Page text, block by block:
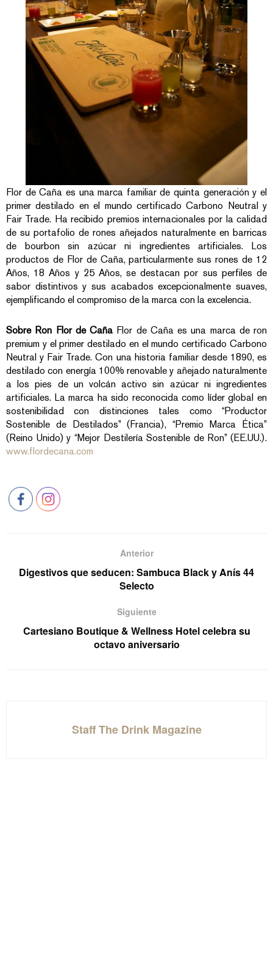
Flor de Caña es una marca familiar de quinta generación y el
primer destilado en el mundo certificado Carbono Neutral y
Fair Trade. Ha recibido premios internacionales por la calidad
de su portafolio de rones añejados naturalmente en barricas
de bourbon sin azúcar ni ingredientes artificiales. Los
productos de Flor de Caña, particularmente sus rones de 12
Años, 18 Años y 25 Años, se destacan por sus perfiles de
sabor distintivos y sus acabados excepcionalmente suaves,
ejemplificando el compromiso de la marca con la excelencia.
Sobre Ron Flor de Caña Flor de Caña es una marca de ron
premium y el primer destilado en el mundo certificado Carbono
Neutral y Fair Trade. Con una historia familiar desde 1890, es
destilado con energía 100% renovable y añejado naturalmente
a los pies de un volcán activo sin azúcar ni ingredientes
artificiales. La marca ha sido reconocida como líder global en
sostenibilidad con distinciones tales como “Productor
Sostenible de Destilados” (Francia), “Premio Marca Ética”
(Reino Unido) y “Mejor Destilería Sostenible de Ron” (EE.UU.).
www.flordecana.com
Anterior
Digestivos que seducen: Sambuca Black y Anís 44
Selecto
Siguiente
Cartesiano Boutique & Wellness Hotel celebra su
octavo aniversario
Staff The Drink Magazine